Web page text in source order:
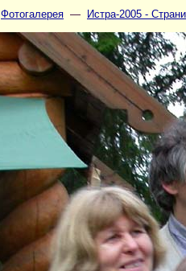
Фотогалерея — Истра-2005 -